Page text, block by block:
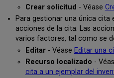
Crear solicitud - Véase
Para gestionar una única cita
acciones de la cita. Las
varios factores, tal como se
Editar- Véase Editar una
Recurso localizado -
cita a un ejemplar del